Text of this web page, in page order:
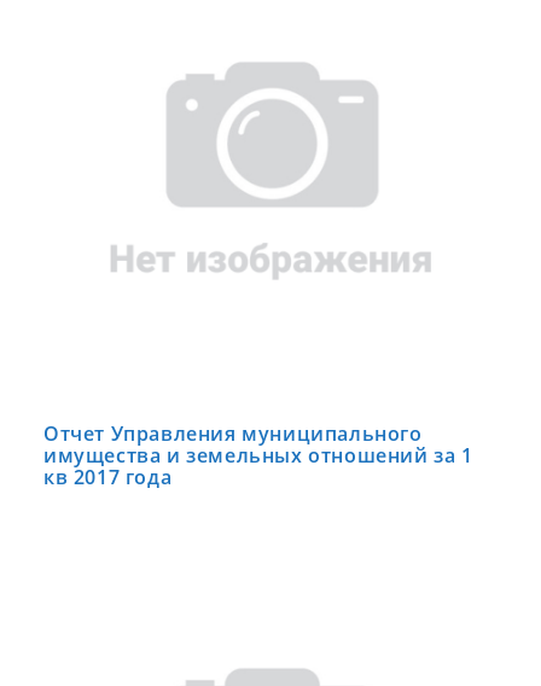
Отчет Управления муниципального
имущества и земельных отношений за 1
кв 2017 года